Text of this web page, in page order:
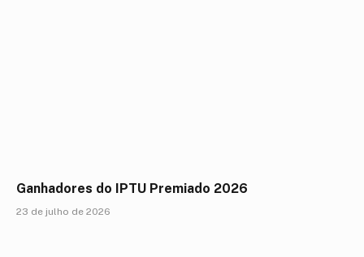
Ganhadores do IPTU Premiado 2026
23 de julho de 2026